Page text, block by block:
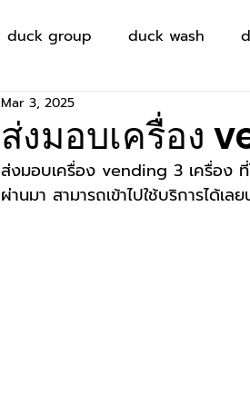
duck group duck wash
ส่งมอบเครื่อง
Mar 3, 2025
ส่งมอบเครื่อง vending 3 เครื่อง
ผ่านมา สามารถเข้าไปใช้บริการได้เล